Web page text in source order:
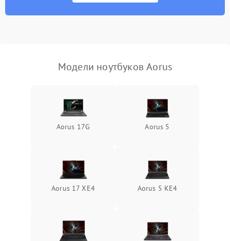
неисправности кулера
пропадание диска
оперативной памяти:
вылеты приложений,
синие экраны
Подробнее →
Модели ноутбуков Aorus
Aorus 17G Aorus 5
Aorus 17 XE4 Aorus 5 KE4